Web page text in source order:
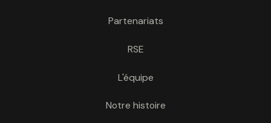
Partenariats
RSE
L'équipe
Notre histoire